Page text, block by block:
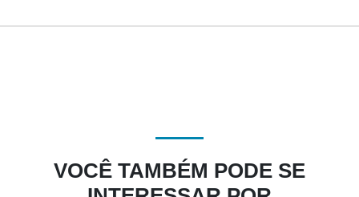
VOCÊ TAMBÉM PODE SE